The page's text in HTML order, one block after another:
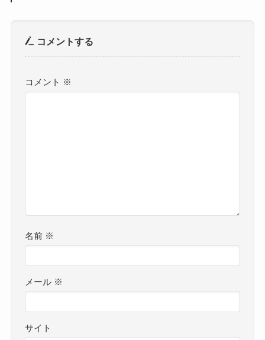
コメントする
コメント ※
名前 ※
メール ※
サイト